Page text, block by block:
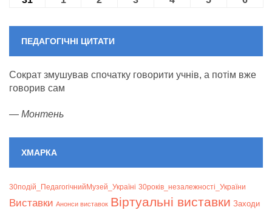
ПЕДАГОГІЧНІ ЦИТАТИ
Сократ змушував спочатку говорити учнів, а потім вже
говорив сам
— Монтень
ХМАРКА
30подій_ПедагогічнийМузей_Україні 30років_незалежності_України
Bиставки Анонси виставок Віртуальні виставки Заходи